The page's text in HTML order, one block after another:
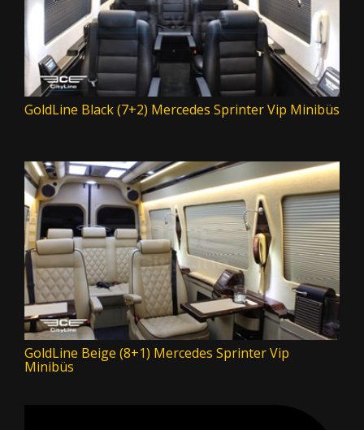
GoldLine Black (7+2) Mercedes Sprinter Vip Minibüs
GoldLine Beige (8+1) Mercedes Sprinter Vip
Minibüs